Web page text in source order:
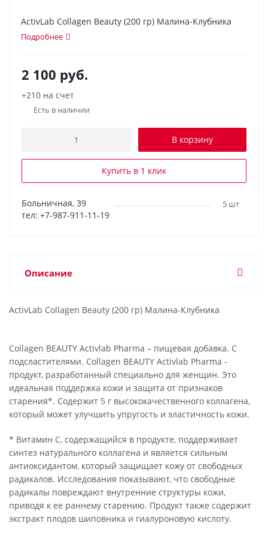
ActivLab Collagen Beauty (200 гр) Малина-Клубника
Подробнее
2 100 руб.
+210 на счет
Есть в наличии
В корзину
Купить в 1 клик
Больничная, 39
тел: +7-987-911-11-19
5 шт
Описание
ActivLab Collagen Beauty (200 гр) Малина-Клубника
Collagen BEAUTY Activlab Pharma – пищевая добавка. С
подсластителями. Collagen BEAUTY Activlab Pharma -
продукт, разработанный специально для женщин. Это
идеальная поддержка кожи и защита от признаков
старения*. Содержит 5 г высококачественного коллагена,
который может улучшить упругость и эластичность кожи.
* Витамин С, содержащийся в продукте, поддерживает
синтез натурального коллагена и является сильным
антиоксидантом, который защищает кожу от свободных
радикалов. Исследования показывают, что свободные
радикалы повреждают внутренние структуры кожи,
приводя к ее раннему старению. Продукт также содержит
экстракт плодов шиповника и гиалуроновую кислоту.